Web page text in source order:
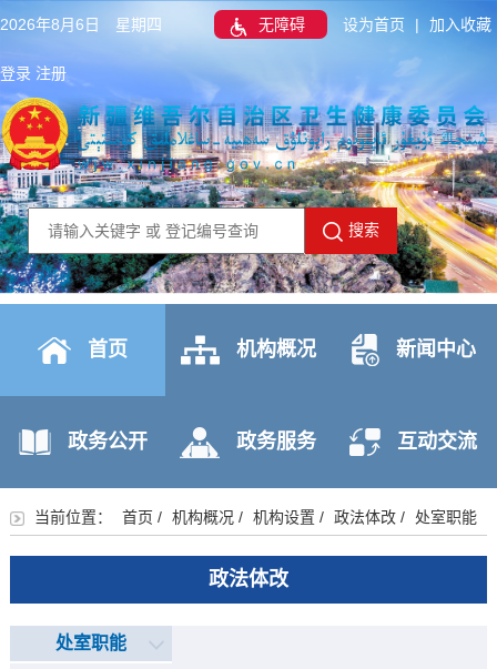
2026年8月6日 星期四 无障碍 设为首页 | 加入收藏
登录 注册
搜索
首页 机构概况 新闻中心
政务公开 政务服务 互动交流
当前位置： 首页 / 机构概况 / 机构设置 / 政法体改/ 处室职能
政法体改
处室职能